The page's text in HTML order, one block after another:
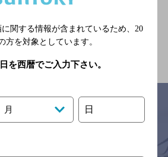
個室あり/飲み放題ありの神泡超達人店
関連ページ
ーや営業時間などの掲載情報については、
関する情報が含まれているため、 20
方を対象としています。
を西暦でご入力下さい。
月 日